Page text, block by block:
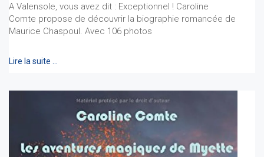
A Valensole, vous avez dit : Exceptionnel ! Caroline
Comte propose de découvrir la biographie romancée de
Maurice Chaspoul. Avec 106 photos
Lire la suite …